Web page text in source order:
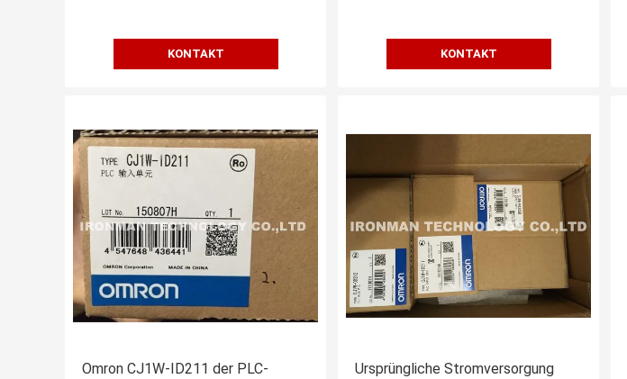
KONTAKT KONTAKT
Omron CJ1W-ID211 der PLC-
Ursprüngliche Stromversorgung